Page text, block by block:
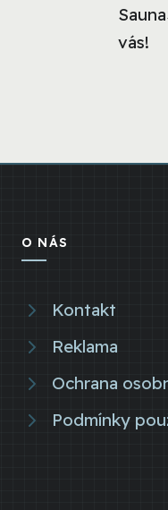
vás!
O NÁS
Kontakt
Reklama
Ochrana
Podmínky